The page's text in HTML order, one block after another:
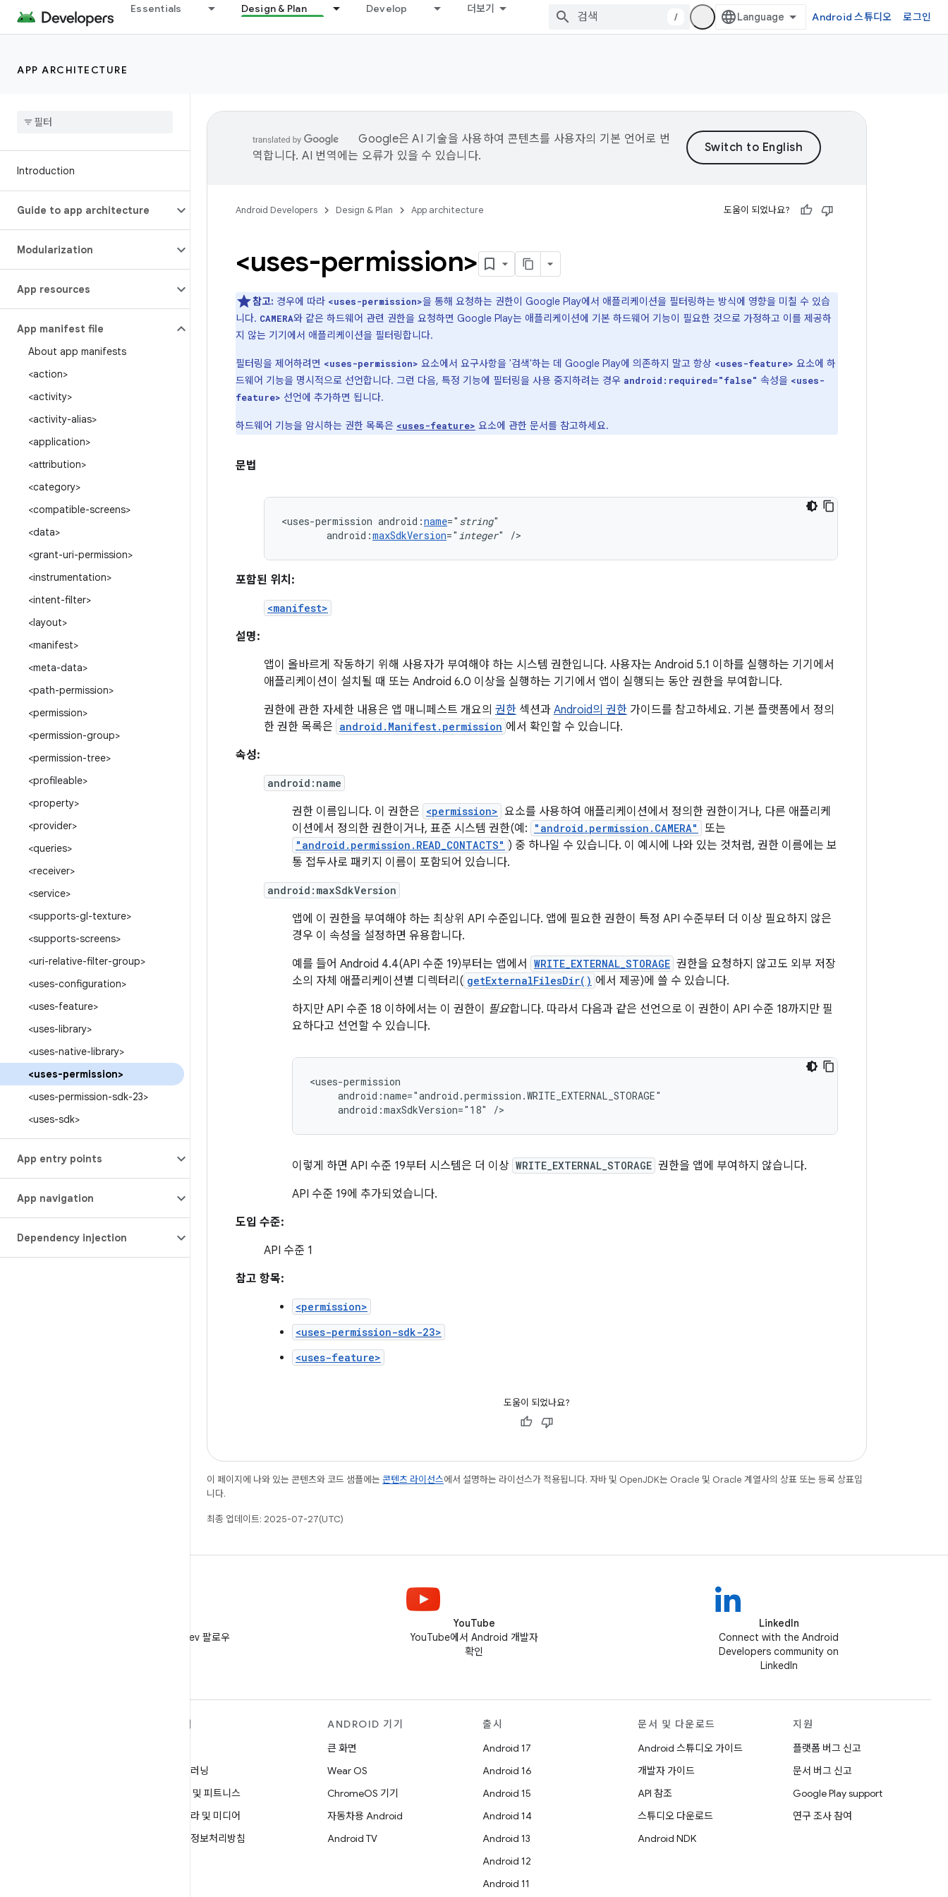
Essentials Design & Plan Develop 더보기
/ Android 스튜디오 로그인
APP ARCHITECTURE
Introduction
Guide to app architecture
Modularization
App resources
App manifest file
About app manifests
<action>
<activity>
<activity-alias>
<application>
<attribution>
<category>
<compatible-screens>
<data>
<grant-uri-permission>
<instrumentation>
<intent-filter>
<layout>
<manifest>
<meta-data>
<path-permission>
<permission>
<permission-group>
<permission-tree>
<profileable>
<property>
<provider>
<queries>
<receiver>
<service>
<supports-gl-texture>
<supports-screens>
<uri-relative-filter-group>
<uses-configuration>
<uses-feature>
<uses-library>
<uses-native-library>
<uses-permission>
<uses-permission-sdk-23>
<uses-sdk>
App entry points
App navigation
Dependency injection
Google은 AI 기술을 사용하여 콘텐츠를 사용자의 기본 언어로 번
역합니다. AI 번역에는 오류가 있을 수 있습니다.
Android Developers Design & Plan App architecture 도움이 되었나요?
<uses-permission>
참고: 경우에 따라 <uses-permission>을 통해 요청하는 권한이 Google Play에서 애플리케이션을 필터링하는 방식에 영향을 미칠 수 있습
니다. CAMERA와 같은 하드웨어 관련 권한을 요청하면 Google Play는 애플리케이션에 기본 하드웨어 기능이 필요한 것으로 가정하고 이를 제공하
지 않는 기기에서 애플리케이션을 필터링합니다.
필터링을 제어하려면 <uses-permission> 요소에서 요구사항을 '검색'하는 데 Google Play에 의존하지 말고 항상 <uses-feature> 요소에 하
드웨어 기능을 명시적으로 선언합니다. 그런 다음, 특정 기능에 필터링을 사용 중지하려는 경우 android:required="false" 속성을 <uses-
feature> 선언에 추가하면 됩니다.
하드웨어 기능을 암시하는 권한 목록은 <uses-feature> 요소에 관한 문서를 참고하세요.
문법
<uses-permission android:name=" string
android:maxSdkVersion=" integer" />
포함된 위치:
<manifest>
설명:
앱이 올바르게 작동하기 위해 사용자가 부여해야 하는 시스템 권한입니다. 사용자는 Android 5.1 이하를 실행하는 기기에서
애플리케이션이 설치될 때 또는 Android 6.0 이상을 실행하는 기기에서 앱이 실행되는 동안 권한을 부여합니다.
권한에 관한 자세한 내용은 앱 매니페스트 개요의 권한 섹션과 Android의 권한 가이드를 참고하세요. 기본 플랫폼에서 정의
한 권한 목록은 android.Manifest.permission 에서 확인할 수 있습니다.
속성:
android:name
권한 이름입니다. 이 권한은 <permission> 요소를 사용하여 애플리케이션에서 정의한 권한이거나, 다른 애플리케
이션에서 정의한 권한이거나, 표준 시스템 권한(예:
"android.permission.CAMERA" 또는
"android.permission.READ_CONTACTS" ) 중 하나일 수 있습니다. 이 예시에 나와 있는 것처럼, 권한 이름에는 보
통 접두사로 패키지 이름이 포함되어 있습니다.
android:maxSdkVersion
앱에 이 권한을 부여해야 하는 최상위 API 수준입니다. 앱에 필요한 권한이 특정 API 수준부터 더 이상 필요하지 않은
경우 이 속성을 설정하면 유용합니다.
예를 들어 Android 4.4(API 수준 19)부터는 앱에서
WRITE_EXTERNAL_STORAGE 권한을 요청하지 않고도 외부 저장
소의 자체 애플리케이션별 디렉터리( getExternalFilesDir() 에서 제공)에 쓸 수 있습니다.
하지만 API 수준 18 이하에서는 이 권한이 필요합니다. 따라서 다음과 같은 선언으로 이 권한이 API 수준 18까지만 필
요하다고 선언할 수 있습니다.
android:maxSdkVersion="18"
/>
이렇게 하면 API 수준 19부터 시스템은 더 이상 WRITE_EXTERNAL_STORAGE 권한을 앱에 부여하지 않습니다.
API 수준 19에 추가되었습니다.
도입 수준:
API 수준 1
참고 항목:
<permission>
<uses-permission-sdk-23>
<uses-feature>
도움이 되었나요?
이 페이지에 나와 있는 콘텐츠와 코드 샘플에는 콘텐츠 라이선스에서 설명하는 라이선스가 적용됩니다. 자바 및 OpenJDK는 Oracle 및 Oracle 계열사의 상표 또는 등록 상표입
니다.
최종 업데이트: 2025-07-27(UTC)
X에서 @AndroidDev 팔로우
YouTube
YouTube에서 Android 개발자
확인
LinkedIn
Connect with the Android
Developers community on
LinkedIn
탐색
머신러닝
건강 및 피트니스
카메라 및 미디어
개인정보처리방침
ANDROID 기기
큰 화면
Wear OS
ChromeOS 기기
자동차용 Android
Android TV
출시
Android 17
Android 16
Android 15
Android 14
Android 13
Android 12
Android 11
문서 및 다운로드
Android 스튜디오 가이드
개발자 가이드
API 참조
스튜디오 다운로드
Android NDK
지원
플랫폼 버그 신고
문서 버그 신고
Google Play support
연구 조사 참여